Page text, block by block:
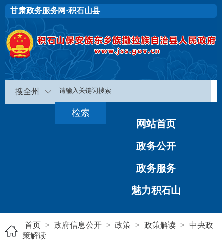
甘肃政务服务网·积石山县
搜全州
网站首页
政务公开
政务服务
魅力积石山
首页 > 政府信息公开 > 政策 > 政策解读 > 中央政
策解读